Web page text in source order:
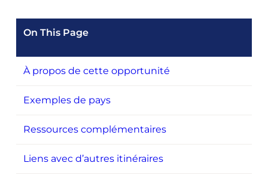
On This Page
À propos de cette opportunité
Exemples de pays
Ressources complémentaires
Liens avec d’autres itinéraires